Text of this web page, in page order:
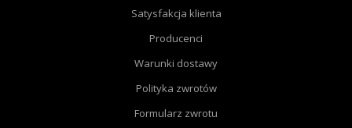
Satysfakcja klienta
Producenci
Warunki dostawy
Polityka zwrotów
Formularz zwrotu